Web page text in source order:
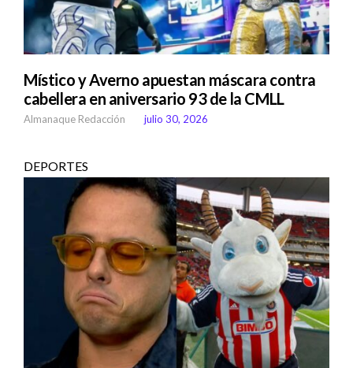
Místico y Averno apuestan máscara contra
cabellera en aniversario 93 de la CMLL
Almanaque Redacción julio 30, 2026
DEPORTES